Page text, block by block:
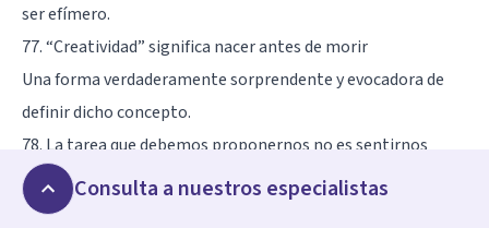
ser efímero.
77. “Creatividad” significa nacer antes de morir
Una forma verdaderamente sorprendente y evocadora de
definir dicho concepto.
78. La tarea que debemos proponernos no es sentirnos
seguros, sino ser capaces de tolerar la inseguridad
Un consejo que podemos aplicar en el día a día de nuestra
Consulta a nuestros especialistas